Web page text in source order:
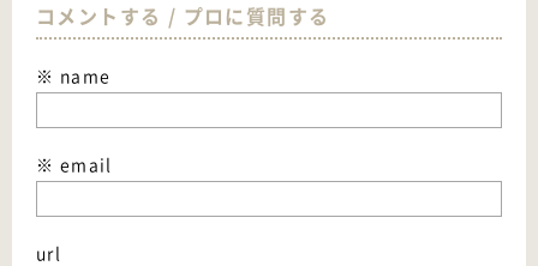
コメントする / プロに質問する
※ name
※ email
url